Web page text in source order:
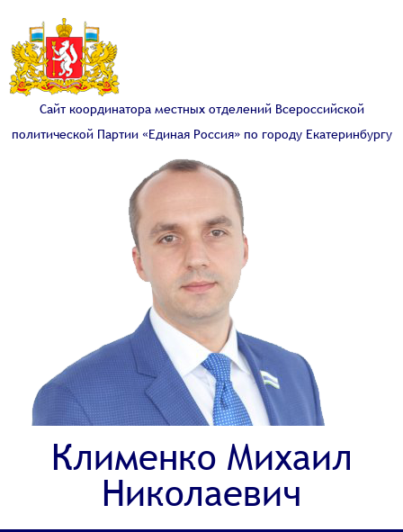
Сайт координатора местных отделений Всероссийской
политической Партии «Единая Россия» по городу Екатеринбургу
Клименко Михаил
Николаевич